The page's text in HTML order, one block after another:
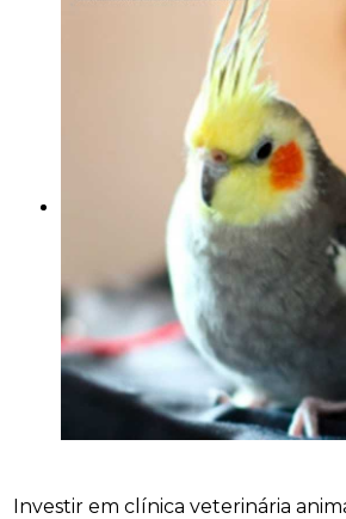
Investir em clínica veterinária